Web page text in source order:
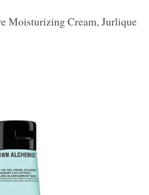
Moisturizing Cream, Jurlique